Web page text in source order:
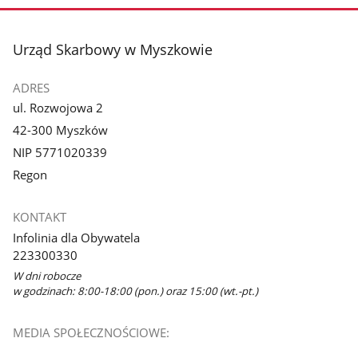
stopka
Urząd Skarbowy w Myszkowie
ADRES
ul. Rozwojowa 2
42-300 Myszków
NIP 5771020339
Regon
KONTAKT
Infolinia dla Obywatela
223300330
W dni robocze
w godzinach: 8:00-18:00 (pon.) oraz 15:00 (wt.-pt.)
MEDIA SPOŁECZNOŚCIOWE: